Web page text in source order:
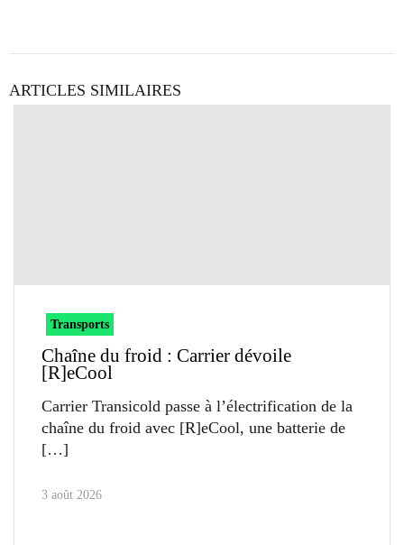
ARTICLES SIMILAIRES
Transports
Chaîne du froid : Carrier dévoile
[R]eCool
Carrier Transicold passe à l’électrification de la
chaîne du froid avec [R]eCool, une batterie de
3 août 2026